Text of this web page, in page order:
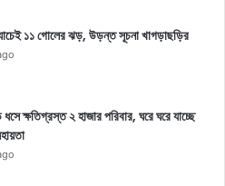
১১ গোলের ঝড়, উড়ন্ত সূচনা খাগড়াছড়ির
ক্ষতিগ্রস্ত ২ হাজার পরিবার, ঘরে ঘরে যাচ্ছে